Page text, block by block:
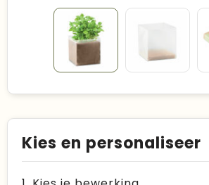
Kies en personaliseer